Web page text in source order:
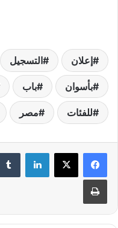
إعلان التسجيل
بأسوان باب
للفئات مصر
لينكدإن
طباعة